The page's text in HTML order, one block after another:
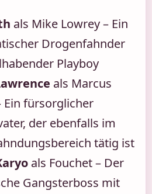
als Mike Lowrey – Ein
Drogenfahnder
Playboy
als Marcus
Ein fürsorglicher
der ebenfalls im
tätig ist
als Fouchet – Der
Gangsterboss mit